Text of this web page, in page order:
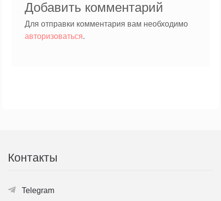
Добавить комментарий
Для отправки комментария вам необходимо
авторизоваться.
Контакты
Telegram